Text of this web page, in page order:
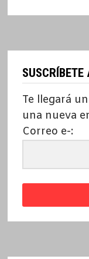
Te llegará
una nueva
Correo e-: